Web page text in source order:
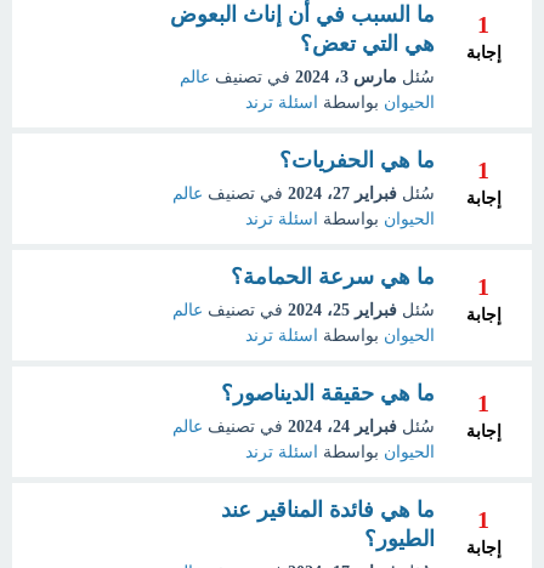
1
إجابة
ما السبب في أن إناث البعوض
هي التي تعض؟
سُئل مارس 3، 2024 في تصنيف عالم
الحيوان بواسطة اسئلة ترند
1
إجابة
ما هي الحفريات؟
سُئل فبراير 27، 2024 في تصنيف عالم
الحيوان بواسطة اسئلة ترند
1
إجابة
ما هي سرعة الحمامة؟
سُئل فبراير 25، 2024 في تصنيف عالم
الحيوان بواسطة اسئلة ترند
1
إجابة
ما هي حقيقة الديناصور؟
سُئل فبراير 24، 2024 في تصنيف عالم
الحيوان بواسطة اسئلة ترند
1
إجابة
ما هي فائدة المناقير عند
الطيور؟